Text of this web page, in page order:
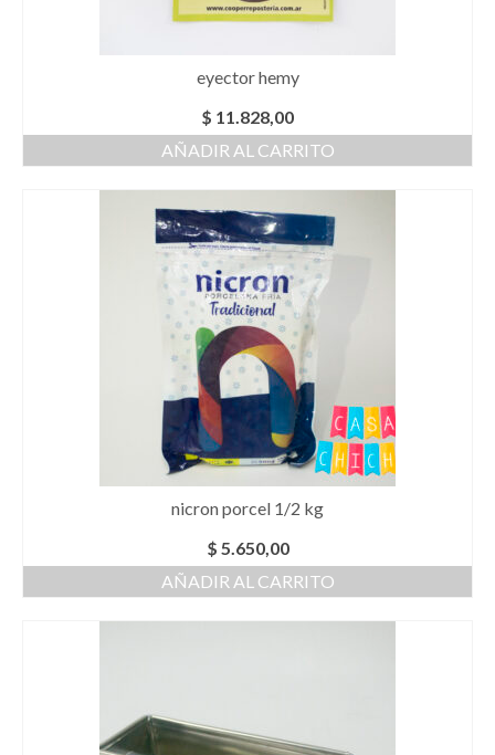
eyector hemy
$ 11.828,00
AÑADIR AL CARRITO
nicron porcel 1/2 kg
$ 5.650,00
AÑADIR AL CARRITO